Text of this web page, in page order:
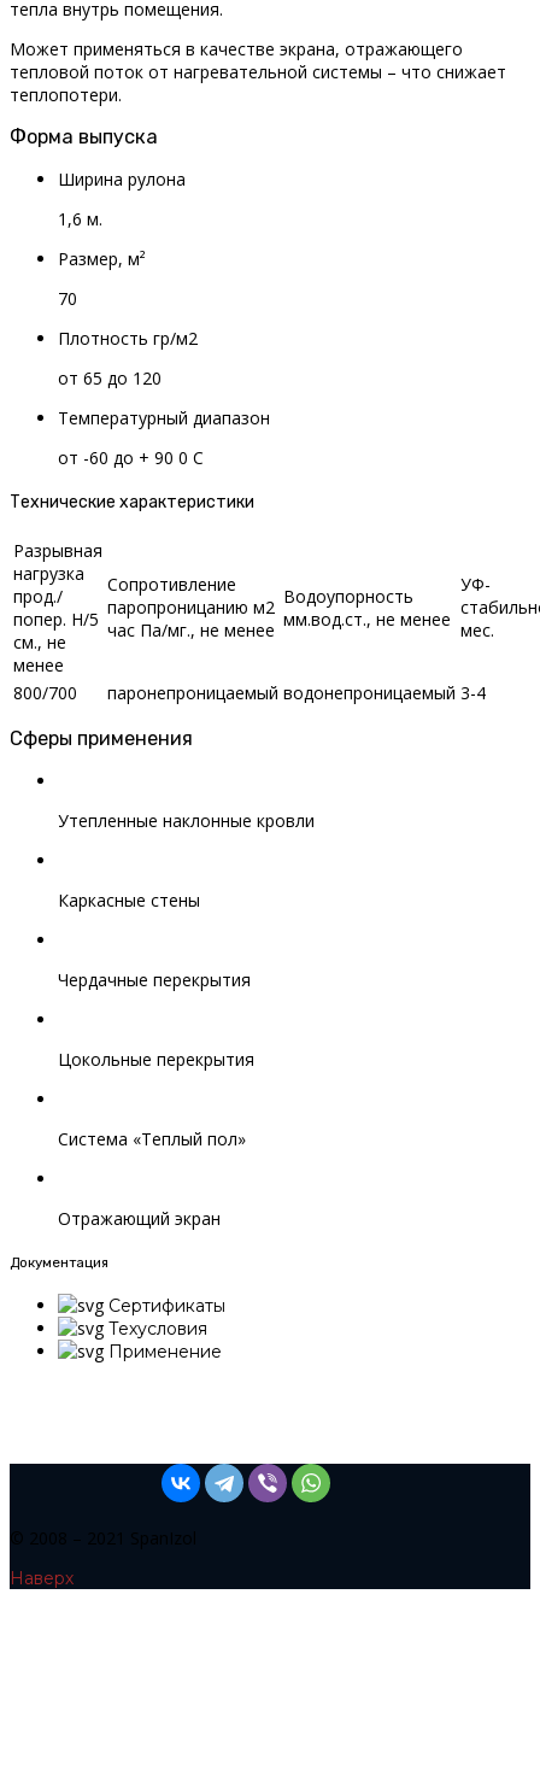
тепла внутрь помещения.
Может применяться в качестве экрана, отражающего
тепловой поток от нагревательной системы – что снижает
теплопотери.
Форма выпуска
Ширина рулона
1,6 м.
Размер, м²
70
Плотность гр/м2
от 65 до 120
Температурный диапазон
от -60 до + 90 0 С
Технические характеристики
Разрывная
нагрузка
прод./
попер. Н/5
см., не
менее
Сопротивление
паропроницанию м2
час Па/мг., не менее
Водоупорность
мм.вод.ст., не менее
УФ-
мес.
800/700 паронепроницаемый водонепроницаемый 3-4
Сферы применения
Утепленные наклонные кровли
Каркасные стены
Чердачные перекрытия
Цокольные перекрытия
Система «Теплый пол»
Отражающий экран
Документация
Сертификаты
Техусловия
Применение
© 2008 – 2021 SpanIzol
Наверх